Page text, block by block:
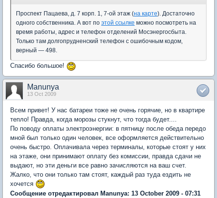
Проспект Пацаева, д. 7 корп. 1, 7-ой этаж (на карте). Достаточно
одного собственника. А вот по этой ссылке можно посмотреть на
время работы, адрес и телефон отделений Мосэнергосбыта.
Только там долгопрудненский телефон с ошибочным кодом,
верный — 498.
Спасибо большое!
Manunya
13 Oct 2009
Всем привет! У нас батареи тоже не очень горячие, но в квартире
тепло! Правда, когда морозы стукнут, что тогда будет....
По поводу оплаты электроэнергии: в пятницу после обеда передо
мной был только один человек, все оформляется действительно
очень быстро. Оплачивала через терминалы, которые стоят у них
на этаже, они принимают оплату без комиссии, правда сдачи не
выдают, но эти деньги все равно зачисляются на ваш счет.
Жалко, что они только там стоят, каждый раз туда ездить не
хочется
Сообщение отредактировал Manunya: 13 October 2009 - 07:31